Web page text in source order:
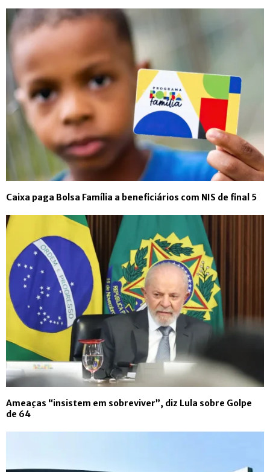
Caixa paga Bolsa Família a beneficiários com NIS de final 5
Ameaças “insistem em sobreviver”, diz Lula sobre Golpe
de 64